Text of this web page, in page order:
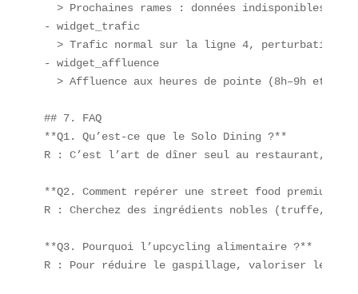
> Prochaines rames : données indisponibles
- widget_trafic
> Trafic normal sur la ligne 4,
- widget_affluence
> Affluence aux heures de pointe (8h–9h et
## 7. FAQ
**Q1. Qu’est-ce que le Solo Dining ?**
R : C’est l’art de dîner seul au restaurant, une
**Q2. Comment repérer une street food premium
R : Cherchez des ingrédients nobles (truffe,
**Q3. Pourquoi l’upcycling alimentaire ?**
R : Pour réduire le gaspillage, valoriser les